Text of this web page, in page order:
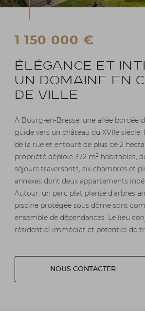
1 150 000 €
ÉLÉGANCE ET
UN DOMAINE EN
DE VILLE
À Bourg-en-Bresse, une allée bordée
guide vers un château du XVIIe
de la rue et entouré de plus de 2
propriété déploie 372 m² habitables,
séjours traversants, six chambres et
annexes dont deux appartements
Autour, un parc plat planté d’arbres
piscine protégée sous dôme sont
ensemble de dépendances. Le lieu
résidentiel immédiat et potentiel de
NOUS CONTACTER